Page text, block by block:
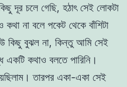
দূর চলে গেছি, হঠাৎ সেই লোকটা
না বলে পকেট থেকে বাঁশিটা
কিছু বুঝল না, কিন্তু আমি সেই
কথাও বলতে পারিনি।
তারপর একা-একা সেই